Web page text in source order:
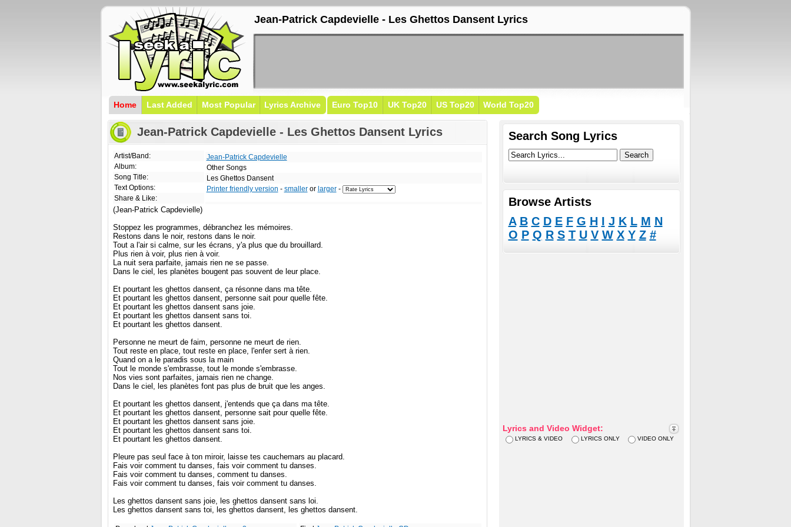
Jean-Patrick Capdevielle - Les Ghettos Dansent Lyrics
Home Last Added Most Popular Lyrics Archive Euro Top10 UK Top20 US Top20 World Top20
Jean-Patrick Capdevielle - Les Ghettos Dansent Lyrics
Artist/Band:
Album:
Song Title:
Text Options:
Share & Like:
Jean-Patrick Capdevielle
Other Songs
Les Ghettos Dansent
Printer friendly version - smalleror larger-
(Jean-Patrick Capdevielle)
Stoppez les programmes, débranchez les mémoires.
Restons dans le noir, restons dans le noir.
Tout a l'air si calme, sur les écrans, y'a plus que du brouillard.
Plus rien à voir, plus rien à voir.
La nuit sera parfaite, jamais rien ne se passe.
Dans le ciel, les planètes bougent pas souvent de leur place.
Et pourtant les ghettos dansent, ça résonne dans ma tête.
Et pourtant les ghettos dansent, personne sait pour quelle fête.
Et pourtant les ghettos dansent sans joie.
Et pourtant les ghettos dansent sans toi.
Et pourtant les ghettos dansent.
Personne ne meurt de faim, personne ne meurt de rien.
Tout reste en place, tout reste en place, l'enfer sert à rien.
Quand on a le paradis sous la main
Tout le monde s'embrasse, tout le monde s'embrasse.
Nos vies sont parfaites, jamais rien ne change.
Dans le ciel, les planètes font pas plus de bruit que les anges.
Et pourtant les ghettos dansent, j'entends que ça dans ma tête.
Et pourtant les ghettos dansent, personne sait pour quelle fête.
Et pourtant les ghettos dansent sans joie.
Et pourtant les ghettos dansent sans toi.
Et pourtant les ghettos dansent.
Pleure pas seul face à ton miroir, laisse tes cauchemars au placard.
Fais voir comment tu danses, fais voir comment tu danses.
Fais voir comment tu danses, comment tu danses.
Fais voir comment tu danses, fais voir comment tu danses.
Les ghettos dansent sans joie, les ghettos dansent sans loi.
Les ghettos dansent sans toi, les ghettos dansent, les ghettos dansent.
Search Song Lyrics
Browse Artists
A B C D E F G H I J K L M N
O P Q R S T U V W X Y Z #
Lyrics and Video Widget:
LYRICS & VIDEO LYRICS ONLY VIDEO ONLY